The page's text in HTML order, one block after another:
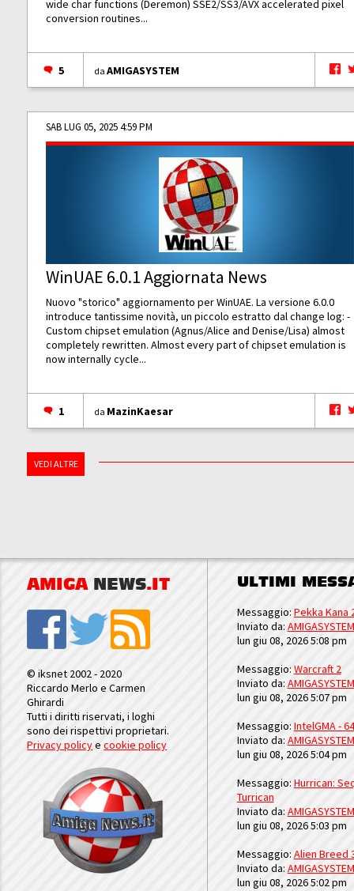
wide char functions (Deremon) SSE2/SS3/AVX accelerated pixel
conversion routines...
5 daAMIGASYSTEM
SAB LUG 05, 2025 4:59 PM
WinUAE 6.0.1 Aggiornata News
Nuovo "storico" aggiornamento per WinUAE. La versione 6.0.0
introduce tantissime novità, un piccolo estratto dal change log: -
Custom chipset emulation (Agnus/Alice and Denise/Lisa) almost
completely rewritten. Almost every part of chipset emulation is
now internally cycle...
1 da MazinKaesar
VEDI ALTRE
AMIGA NEWS.IT
© iksnet 2002 - 2020
Riccardo Merlo e Carmen
Ghirardi
Tutti i diritti riservati, i loghi
sono dei rispettivi proprietari.
Privacy policyecookie policy
ULTIMI
Messaggio: Pekka Kana
Inviato da: AMIGASYSTEM
lun giu 08, 2026 5:08 pm
Messaggio: Warcraft 2
Inviato da: AMIGASYSTEM
lun giu 08, 2026 5:07 pm
Messaggio: IntelGMA -
Inviato da: AMIGASYSTEM
lun giu 08, 2026 5:04 pm
Messaggio: Hurrican:
Turrican
Inviato da: AMIGASYSTEM
lun giu 08, 2026 5:03 pm
Messaggio: Alien Breed
Inviato da: AMIGASYSTEM
lun giu 08, 2026 5:02 pm